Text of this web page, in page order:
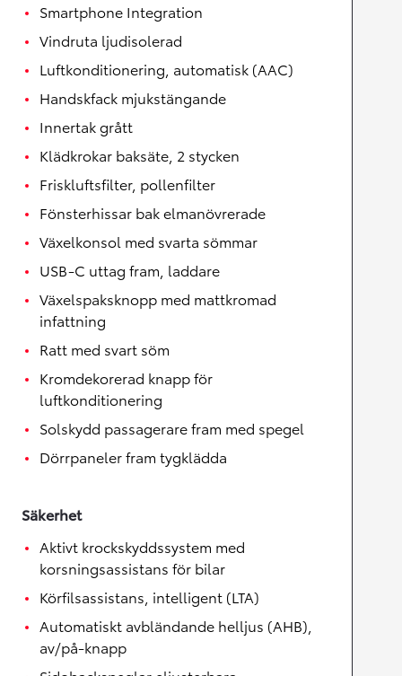
Smartphone Integration
Vindruta ljudisolerad
Luftkonditionering, automatisk (AAC)
Handskfack mjukstängande
Innertak grått
Klädkrokar baksäte, 2 stycken
Friskluftsfilter, pollenfilter
Fönsterhissar bak elmanövrerade
Växelkonsol med svarta sömmar
USB-C uttag fram, laddare
Växelspaksknopp med mattkromad
infattning
Ratt med svart söm
Kromdekorerad knapp för
luftkonditionering
Solskydd passagerare fram med spegel
Dörrpaneler fram tygklädda
Säkerhet
Aktivt krockskyddssystem med
korsningsassistans för bilar
Körfilsassistans, intelligent (LTA)
Automatiskt avbländande helljus (AHB),
av/på-knapp